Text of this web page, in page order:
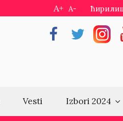
A+ A-
FacebookTwitter
Vesti Izbori 2024